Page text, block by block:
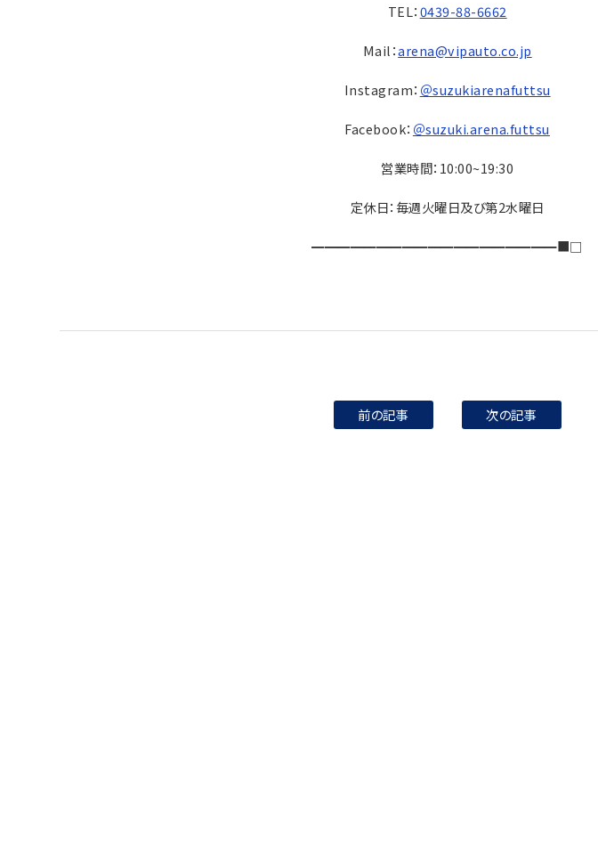
TEL：0439-88-6662
Mail：arena@vipauto.co.jp
Instagram： ＠suzukiarenafuttsu
Facebook： ＠suzuki.arena.futtsu
営業時間：10:00~19:30
定休日：毎週火曜日及び第2水曜日
━━━━━━━━━━━━━━━━━━━■□
前の記事 次の記事